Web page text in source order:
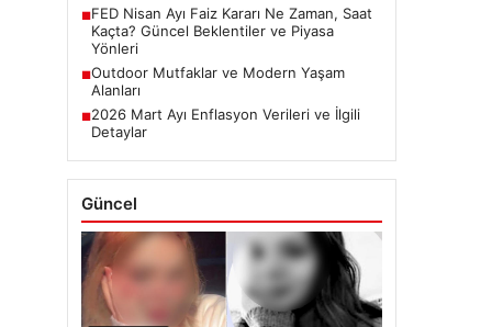
■FED Nisan Ayı Faiz Kararı Ne Zaman, Saat
Kaçta? Güncel Beklentiler ve Piyasa
Yönleri
■Outdoor Mutfaklar ve Modern Yaşam
Alanları
■2026 Mart Ayı Enflasyon Verileri ve İlgili
Detaylar
Güncel